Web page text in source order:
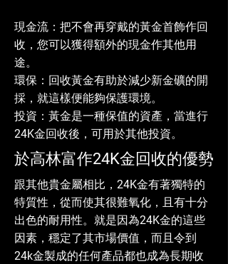
現金流：把不會再穿戴的黃金首飾作回
收，您可以獲得額外的現金作其他用
途。
環保：回收黃金有助於減少新金礦的開
採，就這樣便能夠保護環境。
投資：黃金是一種保值的資產，當進行
24K金回收後，可用於其他投資。
於高林富作24K金回收的優勢
跟其他貴金屬相比，24K金有著獨特的
特質性，從而使其很難氧化，且有十分
出色的耐用性。就是因為24K金的這些
因素，穩定了其市場價值，而且令到
24k金製成的任何產品都也成為長期收